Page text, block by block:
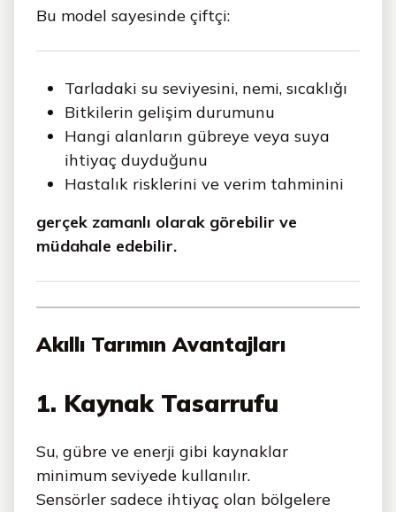
Bu model sayesinde çiftçi:
Tarladaki su seviyesini, nemi, sıcaklığı
Bitkilerin gelişim durumunu
Hangi alanların gübreye veya suya
ihtiyaç duyduğunu
Hastalık risklerini ve verim tahminini
gerçek zamanlı olarak görebilir ve
müdahale edebilir.
Akıllı Tarımın Avantajları
1. Kaynak Tasarrufu
Su, gübre ve enerji gibi kaynaklar
minimum seviyede kullanılır.
Sensörler sadece ihtiyaç olan bölgelere